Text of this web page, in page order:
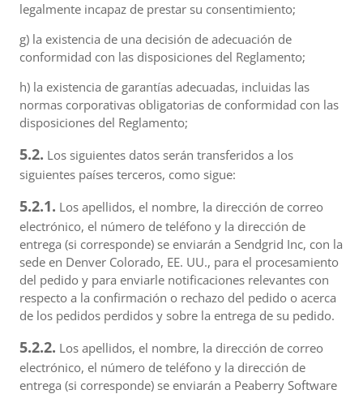
legalmente incapaz de prestar su consentimiento;
g) la existencia de una decisión de adecuación de
conformidad con las disposiciones del Reglamento;
h) la existencia de garantías adecuadas, incluidas las
normas corporativas obligatorias de conformidad con las
disposiciones del Reglamento;
5.2. Los siguientes datos serán transferidos a los
siguientes países terceros, como sigue:
5.2.1. Los apellidos, el nombre, la dirección de correo
electrónico, el número de teléfono y la dirección de
entrega (si corresponde) se enviarán a Sendgrid Inc, con la
sede en Denver Colorado, EE. UU., para el procesamiento
del pedido y para enviarle notificaciones relevantes con
respecto a la confirmación o rechazo del pedido o acerca
de los pedidos perdidos y sobre la entrega de su pedido.
5.2.2. Los apellidos, el nombre, la dirección de correo
electrónico, el número de teléfono y la dirección de
entrega (si corresponde) se enviarán a Peaberry Software